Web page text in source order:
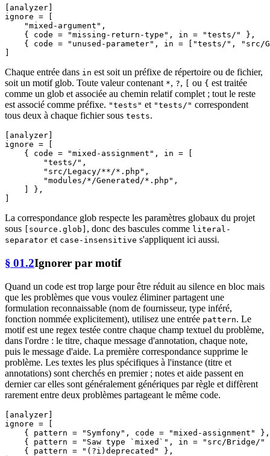
[analyzer]
ignore = [
"mixed-argument" ,
    { code =
"missing-return-type" , in = "tests/"
},
    { code =
"unused-parameter" , in = [ "tests/" ,
"src/
Chaque entrée dans in est soit un préfixe de répertoire ou de fichier,
soit un motif glob. Toute valeur contenant *, ?, ou { est traitée
comme un glob et associée au chemin relatif complet ; tout le reste
est associé comme préfixe. "tests" et "tests/" correspondent
tous deux à chaque fichier sous tests.
[analyzer]
ignore = [
    { code =
"mixed-assignment" , in = [
"tests/" ,
"src/Legacy/**/*.php" ,
"modules/*/Generated/*.php" ,
    ] },
La correspondance glob respecte les paramètres globaux du projet
sous
[source.glob] , donc des bascules comme literal-
separator et case-insensitive s'appliquent ici aussi.
§ 01.2Ignorer par motif
Quand un code est trop large pour être réduit au silence en bloc mais
que les problèmes que vous voulez éliminer partagent une
formulation reconnaissable (nom de fournisseur, type inféré,
fonction nommée explicitement), utilisez une entrée pattern. Le
motif est une regex testée contre chaque champ textuel du problème,
dans l'ordre : le titre, chaque message d'annotation, chaque note,
puis le message d'aide. La première correspondance supprime le
problème. Les textes les plus spécifiques à l'instance (titre et
annotations) sont cherchés en premier ; notes et aide passent en
dernier car elles sont généralement génériques par règle et diffèrent
rarement entre deux problèmes partageant le même code.
[analyzer]
ignore = [
    { pattern =
"Symfony" , code = "mixed-assignment"
},
    { pattern =
"Saw type `mixed`" , in = "src/Bridge/"
    { pattern =
"(?i)deprecated"
},